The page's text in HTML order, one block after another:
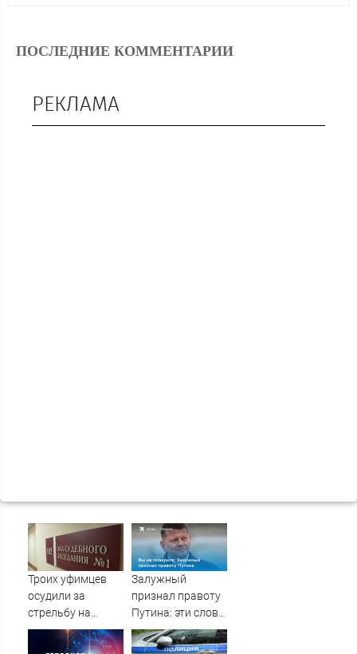
ПОСЛЕДНИЕ КОММЕНТАРИИ
РЕКЛАМА
Троих уфимцев
осудили за
стрельбу на
кладбище в
Башкирии
Залужный
признал правоту
Путина: эти слова
прозвучали не
просто так